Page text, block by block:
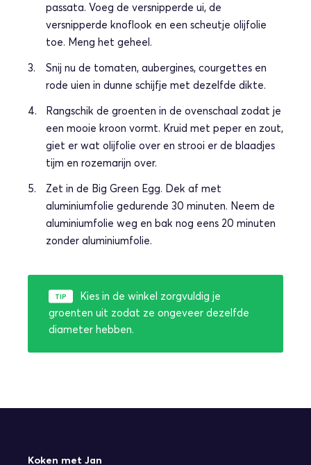
passata. Voeg de versnipperde ui, de
versnipperde knoflook en een scheutje olijfolie
toe. Meng het geheel.
Snij nu de tomaten, aubergines, courgettes en
rode uien in dunne schijfje met dezelfde dikte.
Rangschik de groenten in de ovenschaal zodat je
een mooie kroon vormt. Kruid met peper en zout,
giet er wat olijfolie over en strooi er de blaadjes
tijm en rozemarijn over.
Zet in de Big Green Egg. Dek af met
aluminiumfolie gedurende 30 minuten. Neem de
aluminiumfolie weg en bak nog eens 20 minuten
zonder aluminiumfolie.
Kies in de winkel zorgvuldig je
groenten uit zodat ze ongeveer dezelfde
diameter hebben.
Koken met Jan